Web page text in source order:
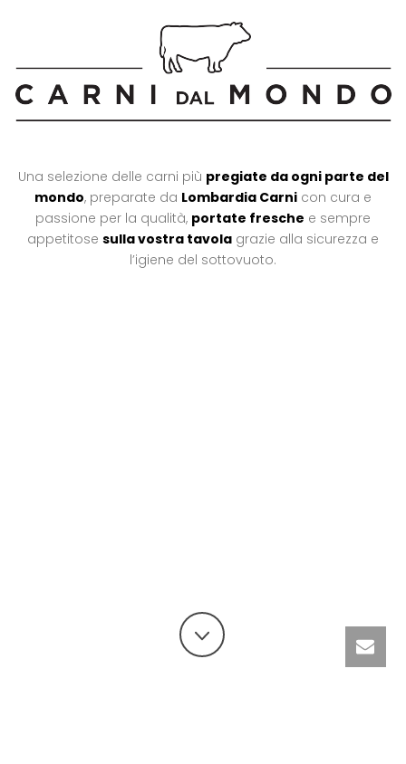
Una selezione delle carni più pregiate da ogni parte del
mondo, preparate da Lombardia Carni con cura e
passione per la qualità, portate fresche e sempre
appetitose sulla vostra tavola grazie alla sicurezza e
l’igiene del sottovuoto.